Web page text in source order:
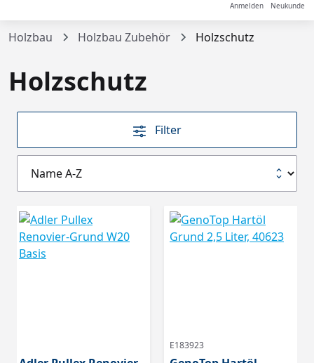
Anmelden Neukunde
Holzbau Holzbau Zubehör Holzschutz
Holzschutz
Filter
E183923